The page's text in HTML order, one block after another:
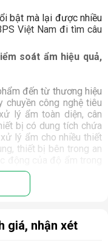
bật mà lại được nhiều
Việt Nam đi tìm câu
soát ẩm hiệu quả,
đến từ thương hiệu
chuyền công nghệ tiêu
lý ẩm toàn diện, cân
bị có dung tích chứa
lý ẩm cho nhiều thiết
thiết bị bên trong an
giá, nhận xét